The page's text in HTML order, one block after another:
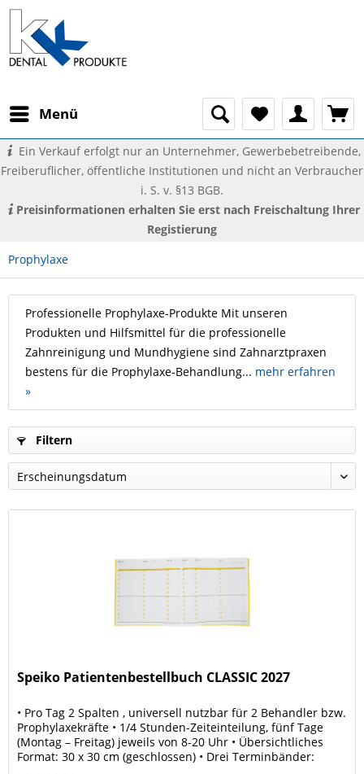
Menü
Ein Verkauf erfolgt nur an Unternehmer, Gewerbebetreibende,
Freiberuflicher, öffentliche Institutionen und nicht an Verbraucher
i. S. v. §13 BGB.
Preisinformationen erhalten Sie erst nach Freischaltung Ihrer
Registierung
Prophylaxe
Professionelle Prophylaxe-Produkte Mit unseren
Produkten und Hilfsmittel für die professionelle
Zahnreinigung und Mundhygiene sind Zahnarztpraxen
bestens für die Prophylaxe-Behandlung... mehr erfahren
»
Filtern
Speiko Patientenbestellbuch CLASSIC 2027
• Pro Tag 2 Spalten , universell nutzbar für 2 Behandler bzw.
Prophylaxekräfte • 1/4 Stunden-Zeiteinteilung, fünf Tage
(Montag – Freitag) jeweils von 8-20 Uhr • Übersichtliches
Format: 30 x 30 cm (geschlossen) • Drei Terminbänder: